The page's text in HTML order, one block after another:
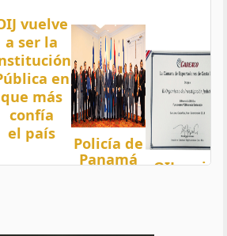
vuelve
a ser la
en
que más
confía
el país
Policía de
Panamá
OIJ mejor